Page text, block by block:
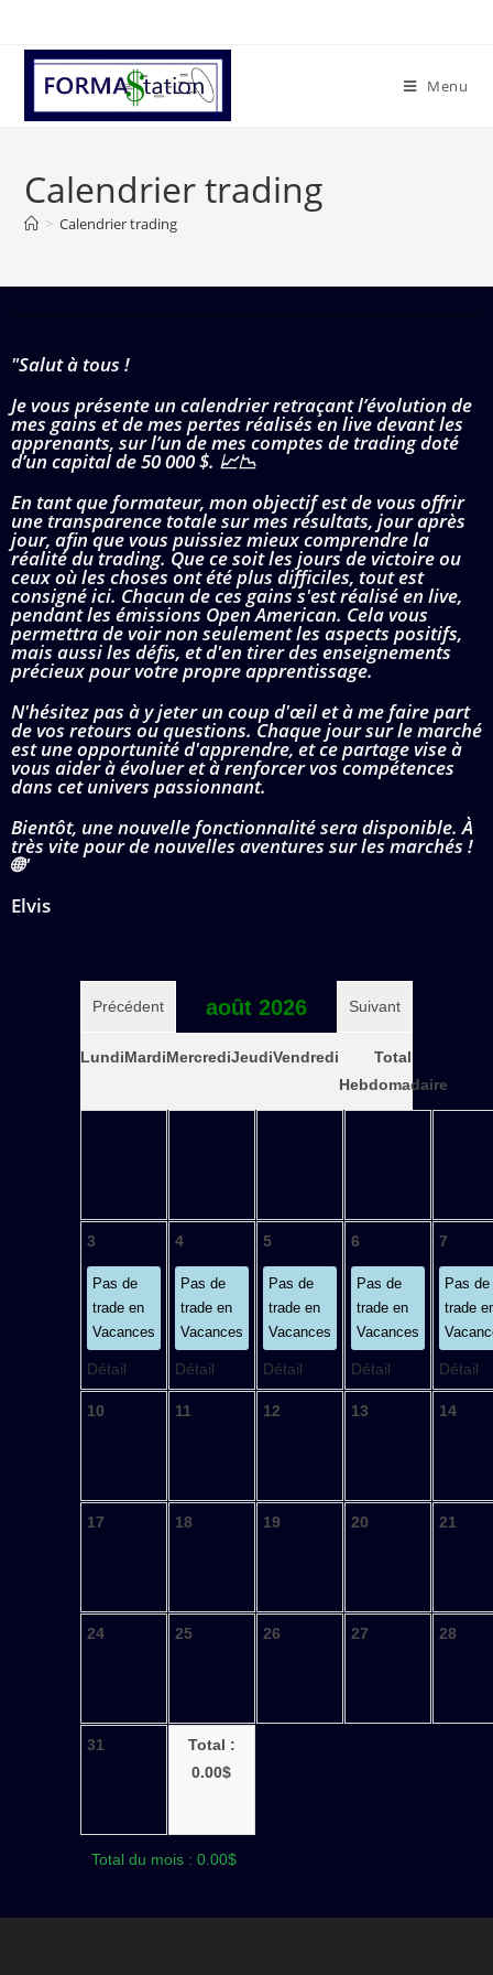
Menu
Calendrier trading
> Calendrier trading
"Salut à tous !
Je vous présente un calendrier retraçant l’évolution de
mes gains et de mes pertes réalisés en live devant les
apprenants, sur l’un de mes comptes de trading doté
d’un capital de 50 000 $. 📈📉
En tant que formateur, mon objectif est de vous offrir
une transparence totale sur mes résultats, jour après
jour, afin que vous puissiez mieux comprendre la
réalité du trading. Que ce soit les jours de victoire ou
ceux où les choses ont été plus difficiles, tout est
consigné ici. Chacun de ces gains s'est réalisé en live,
pendant les émissions Open American. Cela vous
permettra de voir non seulement les aspects positifs,
mais aussi les défis, et d'en tirer des enseignements
précieux pour votre propre apprentissage.
N'hésitez pas à y jeter un coup d'œil et à me faire part
de vos retours ou questions. Chaque jour sur le marché
est une opportunité d'apprendre, et ce partage vise à
vous aider à évoluer et à renforcer vos compétences
dans cet univers passionnant.
Bientôt, une nouvelle fonctionnalité sera disponible. À
très vite pour de nouvelles aventures sur les marchés !
🌐"
Elvis
Précédent août 2026 Suivant
LundiMardiMercrediJeudiVendredi
Total
Hebdomadaire
3
Pas de
trade en
Vacances
Détail
4
Pas de
trade en
Vacances
Détail
5
Pas de
trade en
Vacances
Détail
6
Pas de
trade en
Vacances
Détail
7
Pas de
trade
Détail
10 11 12 13 14
17 18 19 20 21
24 25 26 27 28
31
Total :
0.00$
Total du mois : 0.00$